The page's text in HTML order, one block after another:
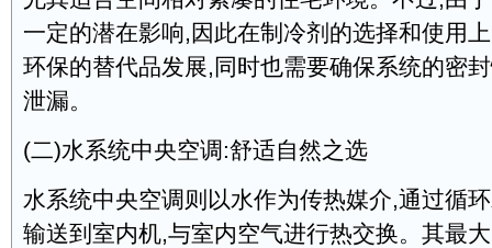
一定的潜在影响,因此在制冷剂的选择和使用
环保的替代品发展,同时也需要确保系统的密
泄漏。
(二)水系统中央空调:舒适自然之选
水系统中央空调则以水作为传热媒介,通过循
输送到室内机,与室内空气进行热交换。其最